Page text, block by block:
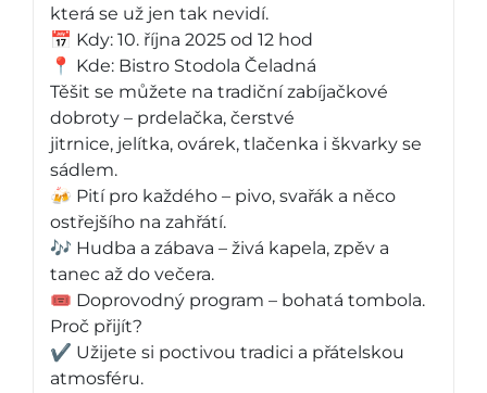
která se už jen tak nevidí.
📅 Kdy: 10. října 2025 od 12 hod
📍 Kde: Bistro Stodola Čeladná
Těšit se můžete na tradiční zabíjačkové
dobroty – prdelačka, čerstvé
jitrnice, jelítka, ovárek, tlačenka i škvarky se
sádlem.
🍻 Pití pro každého – pivo, svařák a něco
ostřejšího na zahřátí.
🎶 Hudba a zábava – živá kapela, zpěv a
tanec až do večera.
🎟️ Doprovodný program – bohatá tombola.
Proč přijít?
✔️ Užijete si poctivou tradici a přátelskou
atmosféru.